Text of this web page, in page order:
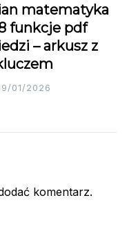
matematyka
funkcje pdf
– arkusz z
01/2026
komentarz.